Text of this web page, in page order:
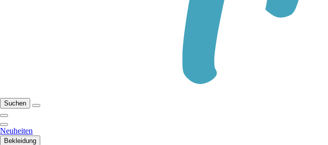
Suchen
Neuheiten
Bekleidung